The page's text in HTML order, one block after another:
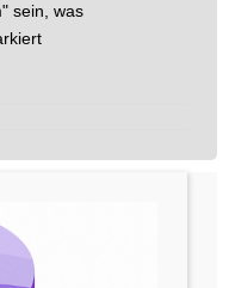
sein, was